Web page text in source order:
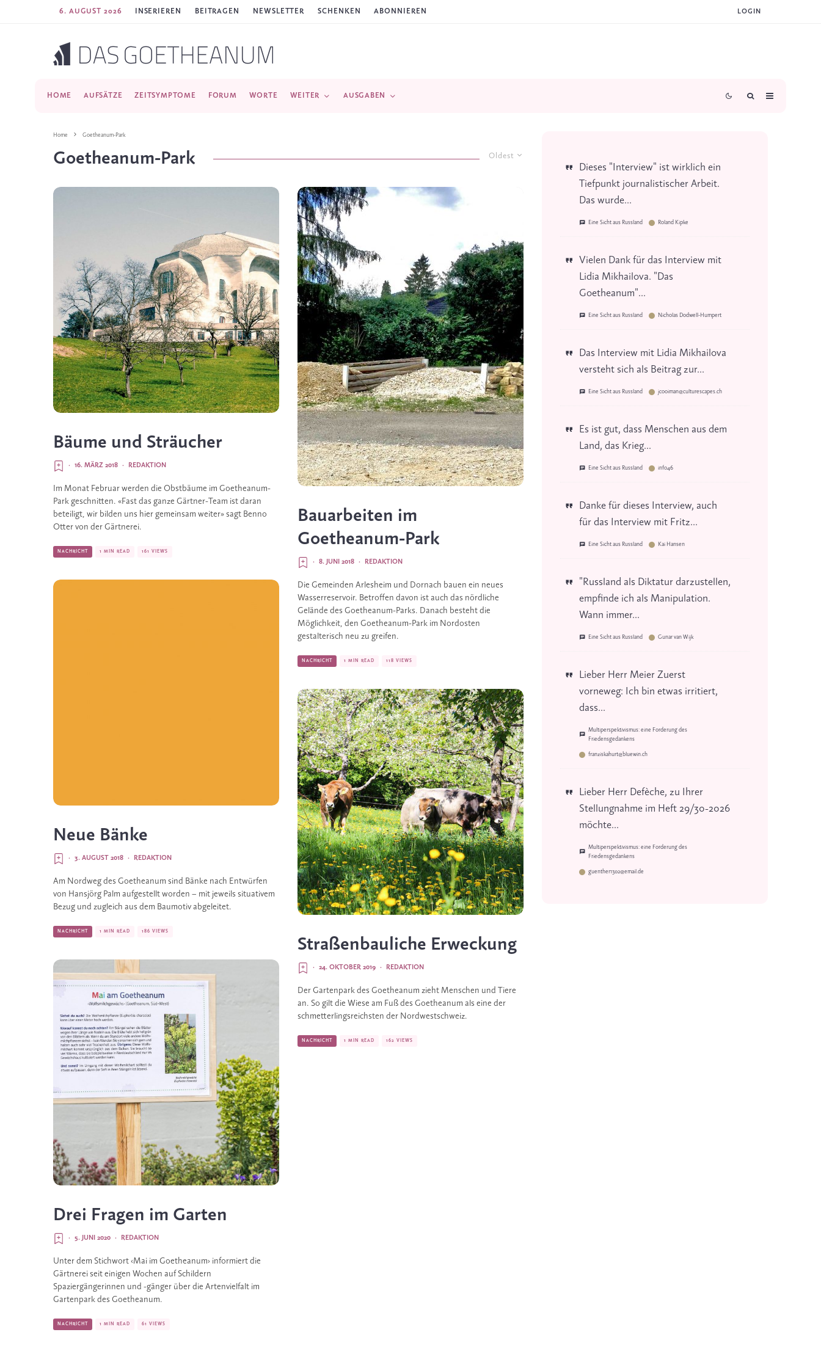
6. AUGUST 2026 INSERIEREN BEITRAGEN NEWSLETTER SCHENKEN ABONNIEREN LOGIN
HOME AUFSÄTZE ZEITSYMPTOME FORUM WORTE WEITER AUSGABEN
Home Goetheanum-Park
Oldest
Goetheanum-Park
Bäume und Sträucher
REDAKTION
·
16. MÄRZ 2018
·
Im Monat Februar werden die Obstbäume im Goetheanum-
Park geschnitten. «Fast das ganze Gärtner-Team ist daran
beteiligt, wir bilden uns hier gemeinsam weiter» sagt Benno
Otter von der Gärtnerei.
NACHRICHT 1 MIN READ 161 VIEWS
Neue Bänke
REDAKTION
·
3. AUGUST 2018
·
Am Nordweg des Goetheanum sind Bänke nach Entwürfen
von Hansjörg Palm aufgestellt worden – mit jeweils situativem
Bezug und zugleich aus dem Baumotiv abgeleitet.
NACHRICHT 1 MIN READ 186 VIEWS
Drei Fragen im Garten
REDAKTION
·
5. JUNI 2020
·
Unter dem Stichwort ‹Mai im Goetheanum› informiert die
Gärtnerei seit einigen Wochen auf Schildern
Spaziergängerinnen und -gänger über die Artenvielfalt im
Gartenpark des Goetheanum.
NACHRICHT 1 MIN READ 61 VIEWS
Bauarbeiten im
Goetheanum-Park
REDAKTION
·
8. JUNI 2018
·
Die Gemeinden Arlesheim und Dornach bauen ein neues
Wasserreservoir. Betroffen davon ist auch das nördliche
Gelände des Goetheanum-Parks. Danach besteht die
Möglichkeit, den Goetheanum-Park im Nordosten
gestalterisch neu zu greifen.
NACHRICHT 1 MIN READ 118 VIEWS
Straßenbauliche Erweckung
REDAKTION
·
24. OKTOBER 2019
·
Der Gartenpark des Goetheanum zieht Menschen und Tiere
an. So gilt die Wiese am Fuß des Goetheanum als eine der
schmetterlingsreichsten der Nordwestschweiz.
NACHRICHT 1 MIN READ 162 VIEWS
Dieses "Interview" ist wirklich ein
Tiefpunkt journalistischer Arbeit.
Das wurde...
Eine Sicht aus Russland Roland Kipke
Vielen Dank für das Interview mit
Lidia Mikhailova. "Das
Goetheanum"...
Eine Sicht aus Russland Nicholas Dodwell-Humpert
Das Interview mit Lidia Mikhailova
versteht sich als Beitrag zur...
Eine Sicht aus Russland jcooiman@culturescapes.ch
Es ist gut, dass Menschen aus dem
Land, das Krieg...
Eine Sicht aus Russland info46
Danke für dieses Interview, auch
für das Interview mit Fritz...
Eine Sicht aus Russland Kai Hansen
"Russland als Diktatur darzustellen,
empfinde ich als Manipulation.
Wann immer...
Eine Sicht aus Russland Gunar van Wijk
Lieber Herr Meier Zuerst
vorneweg: Ich bin etwas irritiert,
dass...
Multiperspektivismus: eine Forderung des
Friedensgedankens
franziskahurt@bluewin.ch
Lieber Herr Defèche, zu Ihrer
Stellungnahme im Heft 29/30-2026
möchte...
Multiperspektivismus: eine Forderung des
Friedensgedankens
guenther1302@email.de